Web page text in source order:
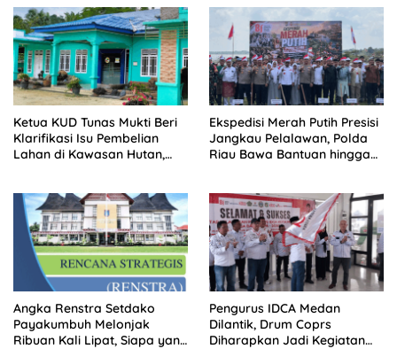
Ketua KUD Tunas Mukti Beri
Klarifikasi Isu Pembelian
Lahan di Kawasan Hutan,
Ekspedisi Merah Putih Presisi
Jangkau Pelalawan, Polda
Riau Bawa Bantuan hingga
Angka Renstra Setdako
Payakumbuh Melonjak
Ribuan Kali Lipat, Siapa yang
Pengurus IDCA Medan
Dilantik, Drum Coprs
Diharapkan Jadi Kegiatan